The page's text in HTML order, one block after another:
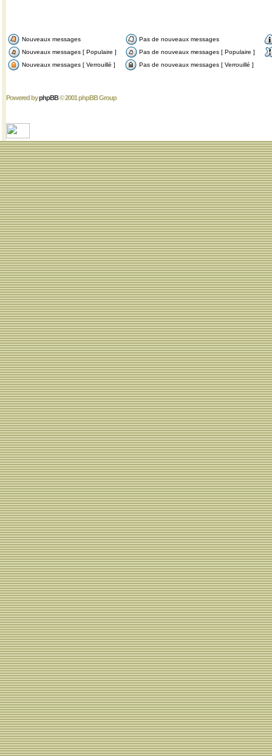
Nouveaux messages
Pas de nouveaux messages
Nouveaux messages [ Populaire ]
Pas de nouveaux messages [ Populaire ]
Nouveaux messages [ Verrouillé ]
Pas de nouveaux messages [ Verrouillé ]
Powered byphpBB© 2001 phpBB Group